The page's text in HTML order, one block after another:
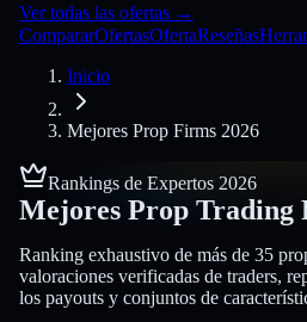
Ver todas las ofertas →
CompararOfertasOfertaReseñas
Inicio
Mejores Prop Firms 2026
Rankings de Expertos 2026
Mejores Prop Trading
Ranking exhaustivo de más de 35
valoraciones verificadas de traders,
los payouts y conjuntos de